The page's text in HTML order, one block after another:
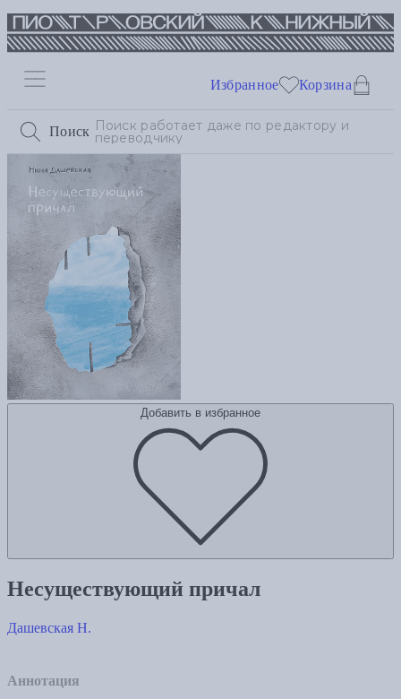
Поиск
Избранное Корзина
Добавить в избранное
Несуществующий причал
Дашевская Н.
Аннотация